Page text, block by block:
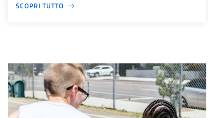
SCOPRI TUTTO